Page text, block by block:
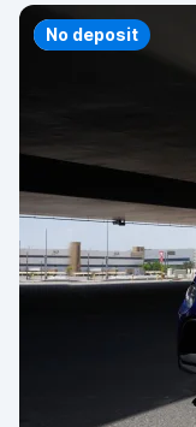
Priority
No deposit